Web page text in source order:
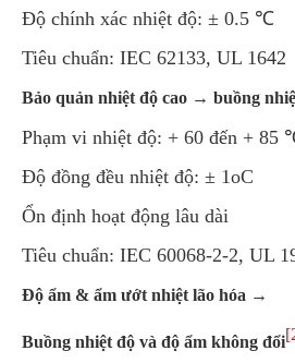
Độ chính xác nhiệt độ: ± 0.5 ℃
Tiêu chuẩn: IEC 62133, UL 1642
Bảo quản nhiệt độ cao → buồng
Phạm vi nhiệt độ: + 60 đến + 85
Độ đồng đều nhiệt độ: ± 1oC
Ổn định hoạt động lâu dài
Tiêu chuẩn: IEC 60068-2-2, UL
Độ ẩm & ẩm ướt nhiệt lão hóa →
Buồng nhiệt độ và độ ẩm không đổi